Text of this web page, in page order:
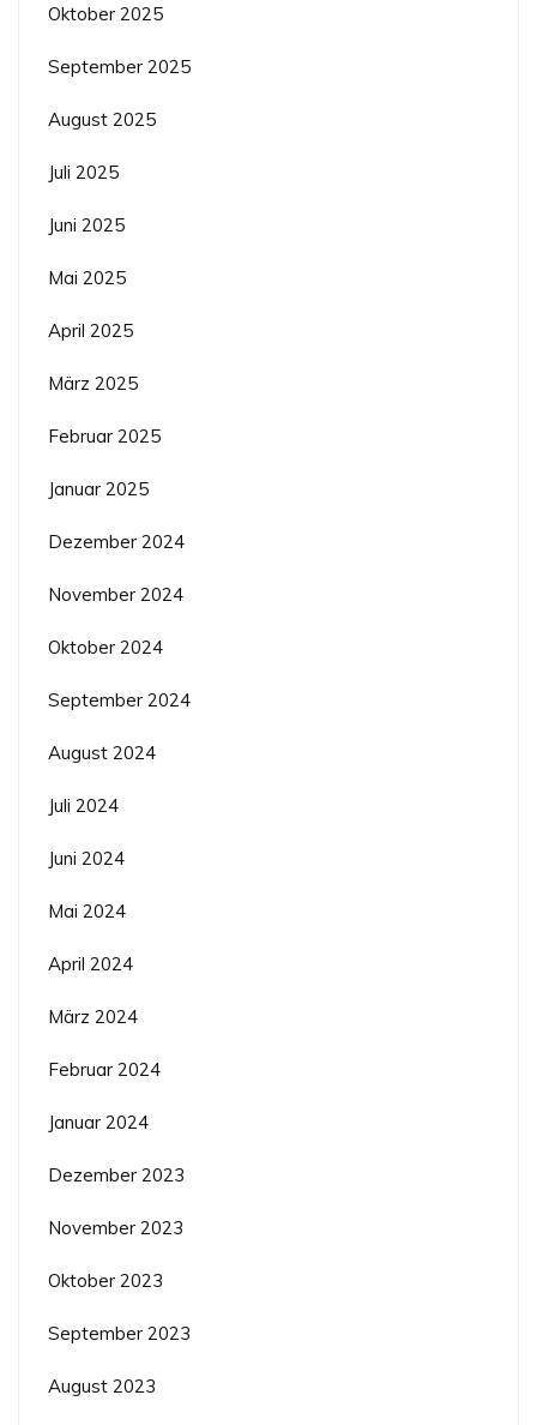
Oktober 2025
September 2025
August 2025
Juli 2025
Juni 2025
Mai 2025
April 2025
März 2025
Februar 2025
Januar 2025
Dezember 2024
November 2024
Oktober 2024
September 2024
August 2024
Juli 2024
Juni 2024
Mai 2024
April 2024
März 2024
Februar 2024
Januar 2024
Dezember 2023
November 2023
Oktober 2023
September 2023
August 2023